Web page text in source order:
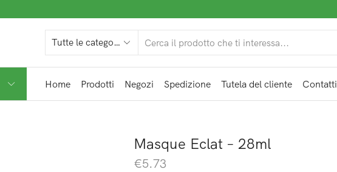
Home Prodotti Negozi Spedizione Tutela del cliente Contatti
Masque Eclat – 28ml
€5.73